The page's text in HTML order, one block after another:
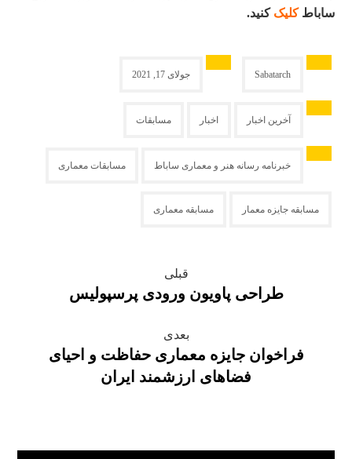
ساباطکلیک کنید.
Sabatarch جولای 17, 2021
آخرین اخبار اخبار مسابقات
خبرنامه رسانه هنر و معماری ساباط مسابقات معماری
مسابقه جایزه معمار مسابقه معماری
قبلی
طراحی پاویون ورودی پرسپولیس
بعدی
فراخوان جایزه معماری حفاظت و احیای
فضاهای ارزشمند ایران